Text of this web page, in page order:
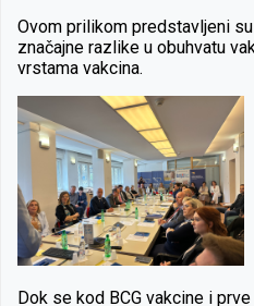
Ovom prilikom predstavljeni
značajne razlike u obuhvatu
vrstama vakcina.
Dok se kod BCG vakcine i